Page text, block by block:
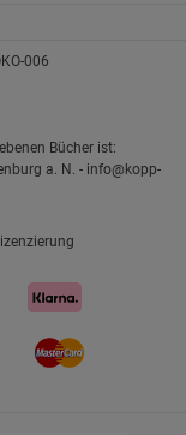
006
Bücher ist:
a. N. - info@kopp-